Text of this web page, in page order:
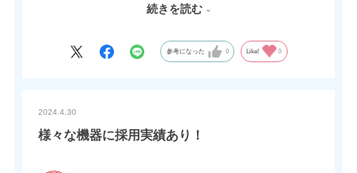
弊社キャッチクリップは、メッキ以外に本体や受け金具の追加工
続きを読む
参考になった 0 Like! 0
2024.4.30
様々な機器に採用実績あり！